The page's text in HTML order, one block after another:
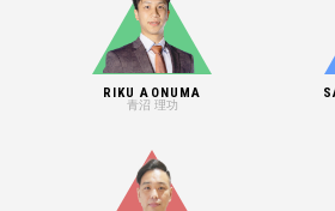
RIKU AONUMA
青沼 理功